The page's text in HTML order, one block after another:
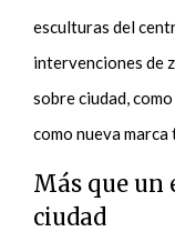
esculturas del
intervenciones de
sobre ciudad,
como nueva
Más que un
ciudad